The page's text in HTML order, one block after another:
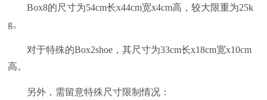
Box8的尺寸为54cm长x44cm宽x4cm高，较大限重为25k
g。
对于特殊的Box2shoe，其尺寸为33cm长x18cm宽x10cm
高。
另外，需留意特殊尺寸限制情况：